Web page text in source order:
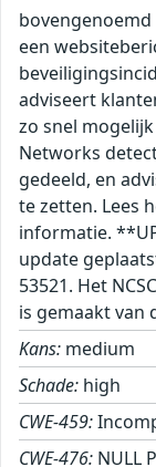
een
adviseert
zo snel
Networks
gedeeld, en
te zetten. Lees
informatie.
update
53521. Het
is gemaakt van
Kans: medium
Schade: high
CWE-459:
CWE-476: NULL